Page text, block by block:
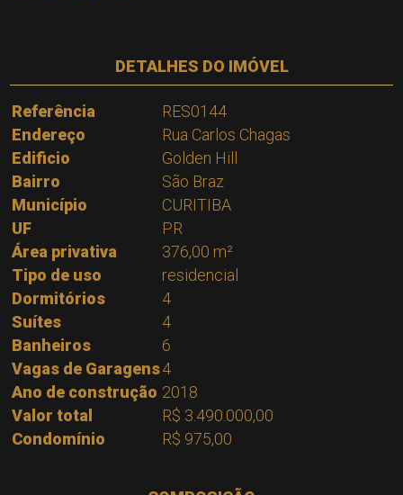
DETALHES DO IMÓVEL
Referência
RES0144
Endereço
Rua Carlos Chagas
Edificio
Golden Hill
Bairro
São Braz
Município
CURITIBA
UF
PR
Área privativa
376,00 m²
Tipo de uso
residencial
Dormitórios
4
Suítes
4
Banheiros
6
Vagas de Garagens4
Ano de construção 2018
Valor total
R$ 3.490.000,00
Condomínio
R$ 975,00